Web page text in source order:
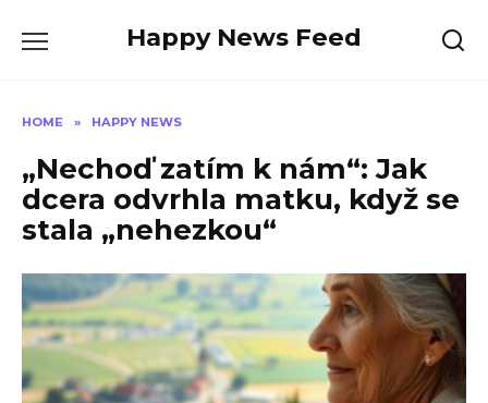
Happy News Feed
HOME » HAPPY NEWS
„Nechoď zatím k nám“: Jak
dcera odvrhla matku, když se
stala „nehezkou“